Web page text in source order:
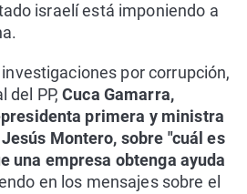
israelí está imponiendo a
por corrupción,
del PP, Cuca Gamarra,
primera y ministra
Montero, sobre "cuál es
una empresa obtenga ayuda
en los mensajes sobre el